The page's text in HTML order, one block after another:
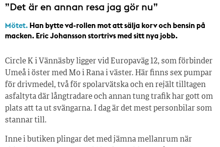
”Det är en annan resa jag gör nu”
Mötet. Han bytte vd-rollen mot att sälja korv och bensin på
macken. Eric Johansson stortrivs med sitt nya jobb.
Circle K i Vännäsby ligger vid Europaväg 12, som förbinder
Umeå i öster med Mo i Rana i väster. Här finns sex pumpar
för drivmedel, två för spolarvätska och en rejält tilltagen
asfaltyta där långtradare och annan tung trafik har gott om
plats att ta ut svängarna. I dag är det mest personbilar som
stannar till.
Inne i butiken plingar det med jämna mellanrum när